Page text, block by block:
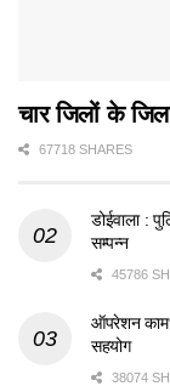
चार जिलों के
67718 SHARES
डोईवाला :
सम्पन्न
45786
ऑपरेशन
सहयोग
38074